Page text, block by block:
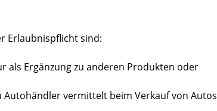
Erlaubnispflicht sind:
als Ergänzung zu anderen Produkten oder
Autohändler vermittelt beim Verkauf von Autos